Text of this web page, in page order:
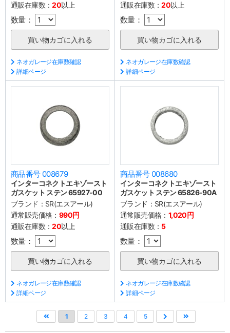
通販在庫数：20以上
数量：
ネオガレージ在庫数確認
詳細ページ
通販在庫数：20以上
数量：
ネオガレージ在庫数確認
詳細ページ
商品番号 008679
インターコネクトエキゾースト
ガスケット ステン 65927-00
ブランド： SR(エスアール)
通常販売価格： 990円
通販在庫数：20以上
数量：
ネオガレージ在庫数確認
詳細ページ
商品番号 008680
インターコネクトエキゾースト
ガスケット ステン 65826-90A
ブランド： SR(エスアール)
通常販売価格： 1,020円
通販在庫数： 5
数量：
ネオガレージ在庫数確認
詳細ページ
1 2 3 4 5